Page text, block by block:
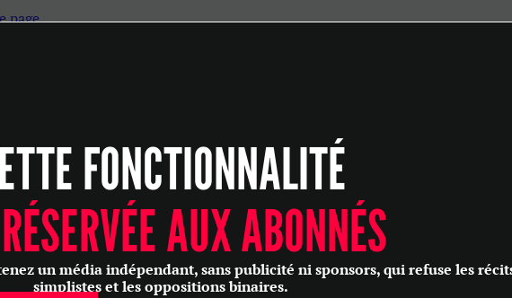
page
SANTÉ
PHILOSOPHIE
CULTURE
SOCIÉTÉ
FONCTIONNALITÉ
AUX ABONNÉS
un média indépendant, sans publicité ni sponsors, qui refuse les
simplistes et les oppositions binaires.